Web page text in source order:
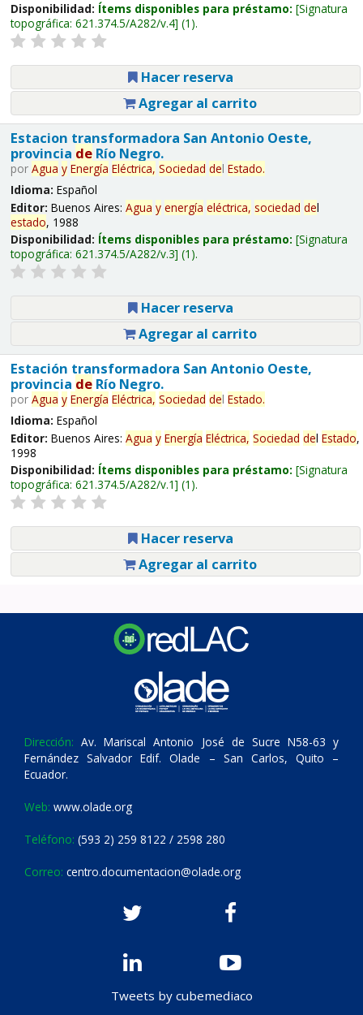
Disponibilidad: Ítems disponibles para préstamo: Signatura
topográfica: 621.374.5/A282/v.4 (1).
Hacer reserva
Agregar al carrito
Estacion transformadora San Antonio Oeste,
provincia deRío Negro.
por Agua y Energía Eléctrica, Sociedad del Estado.
Idioma: Español
Editor: Buenos Aires: Agua y energía eléctrica, sociedad del
estado, 1988
Disponibilidad: Ítems disponibles para préstamo: Signatura
topográfica: 621.374.5/A282/v.3 (1).
Hacer reserva
Agregar al carrito
Estación transformadora San Antonio Oeste,
provincia deRío Negro.
por Agua y Energía Eléctrica, Sociedad del Estado.
Idioma: Español
Editor: Buenos Aires: Agua y Energía Eléctrica, Sociedad del Estado,
1998
Disponibilidad: Ítems disponibles para préstamo: Signatura
topográfica: 621.374.5/A282/v.1 (1).
Hacer reserva
Agregar al carrito
Dirección: Av. Mariscal Antonio José de Sucre N58-63 y
Fernández Salvador Edif. Olade – San Carlos, Quito –
Ecuador.
Web: www.olade.org
Teléfono: (593 2) 259 8122 / 2598 280
Correo: centro.documentacion@olade.org
Tweets by cubemediaco